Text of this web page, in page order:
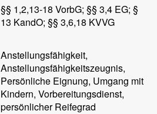
§§ 1,2,13-18 VorbG; §§ 3,4 EG; §
13 KandO; §§ 3,6,18 KVVG
Anstellungsfähigkeit,
Anstellungsfähigkeitszeugnis,
Persönliche Eignung, Umgang mit
Kindern, Vorbereitungsdienst,
persönlicher Reifegrad